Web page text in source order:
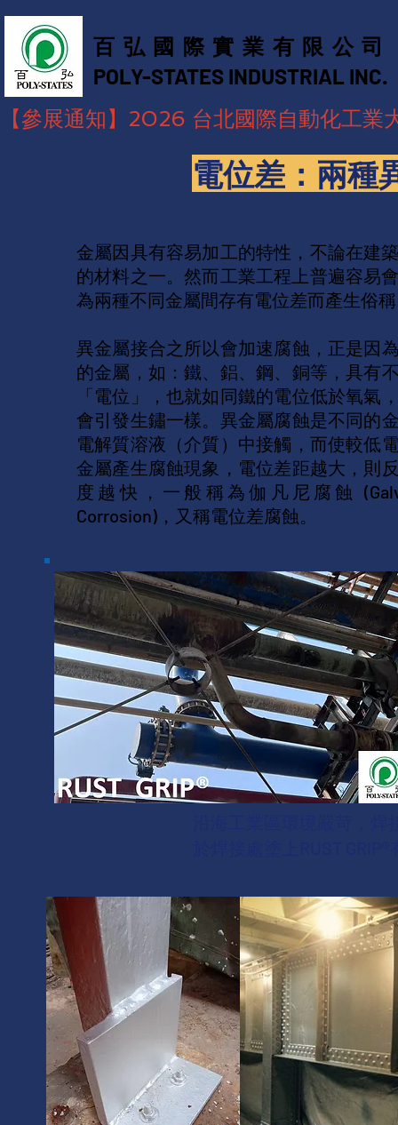
百弘國際實業有限公司
POLY-STATES INDUSTRIAL INC. ​
【參展通知】2026 台北國際自動化工
電位差：兩種
金屬因具有容易加工的特性，不論在建
的材料之一。然而工業工程上普遍容易
為兩種不同金屬間存有電位差而產生俗
異金屬接合之所以會加速腐蝕，正是因
的金屬，如：鐵、鋁、鋼、銅等，具有
「電位」，也就如同鐵的電位低於氧氣
會引發生鏽一樣。 異金屬腐蝕是不同的
電解質溶液（介質）中接觸，而使較低
金屬產生腐蝕現象，電位差距越大，則
度越快，一般稱為伽凡尼腐蝕
Corrosion)，又稱電位差腐蝕。